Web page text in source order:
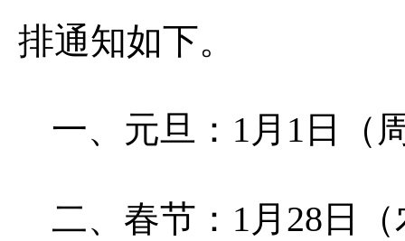
排通知如下。
一、元旦：1月1日（
二、春节：1月28日